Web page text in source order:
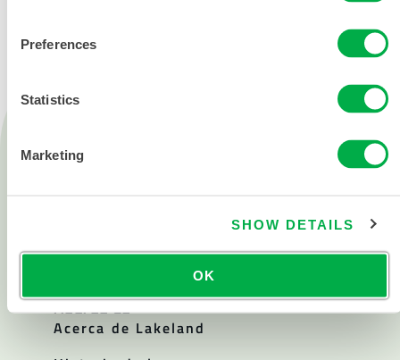
Preferences
Statistics
Marketing
SHOW DETAILS
OK
Fuego
Todos los productos
Acerca de Lakeland